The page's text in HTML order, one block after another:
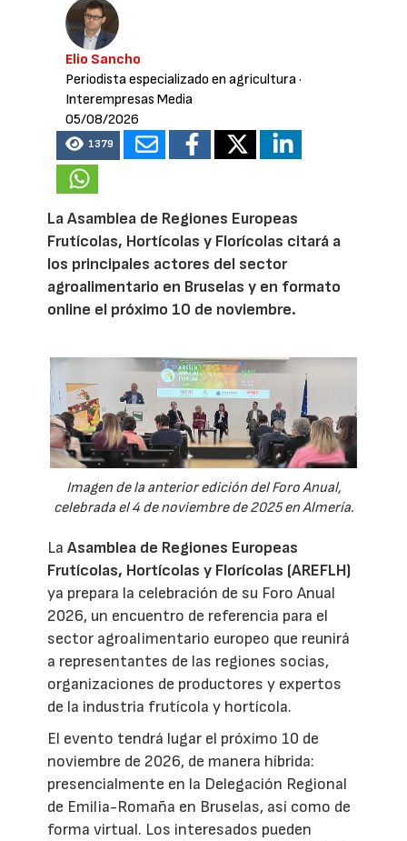
Elio Sancho
Periodista especializado en agricultura·
Interempresas Media
05/08/2026
1379
La Asamblea de Regiones Europeas
Frutícolas, Hortícolas y Florícolas citará a
los principales actores del sector
agroalimentario en Bruselas y en formato
online el próximo 10 de noviembre.
Imagen de la anterior edición del Foro Anual,
celebrada el 4 de noviembre de 2025 en Almería.
LaAsamblea de Regiones Europeas
Frutícolas, Hortícolas y Florícolas (AREFLH)
ya prepara la celebración de su Foro Anual
2026, un encuentro de referencia para el
sector agroalimentario europeo que reunirá
a representantes de las regiones socias,
organizaciones de productores y expertos
de la industria frutícola y hortícola.
El evento tendrá lugar el próximo 10 de
noviembre de 2026, de manera híbrida:
presencialmente en la Delegación Regional
de Emilia-Romaña en Bruselas, así como de
forma virtual. Los interesados pueden